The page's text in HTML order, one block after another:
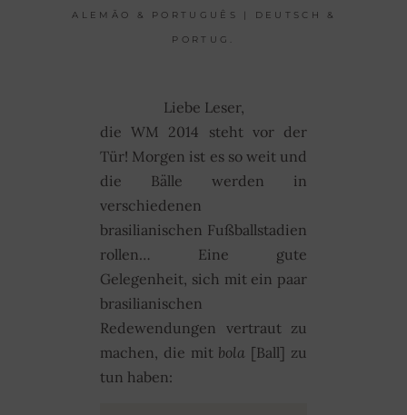
ALEMÃO & PORTUGUÊS | DEUTSCH &
PORTUG.
Liebe Leser,
die WM 2014 steht vor der
Tür! Morgen ist es so weit und
die Bälle werden in
verschiedenen
brasilianischen Fußballstadien
rollen… Eine gute
Gelegenheit, sich mit ein paar
brasilianischen
Redewendungen vertraut zu
machen, die mit bola [Ball] zu
tun haben: